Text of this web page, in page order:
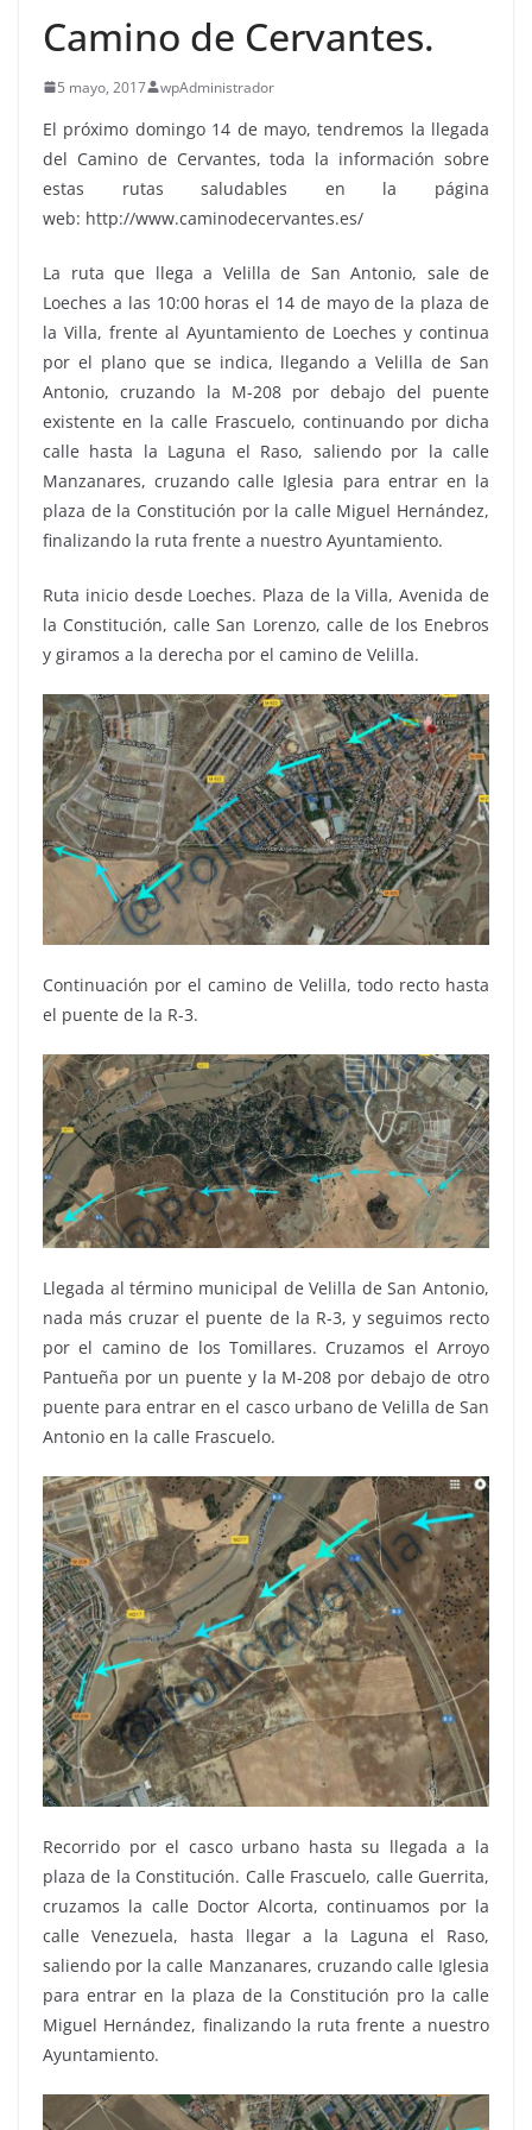
Camino de Cervantes.
5 mayo, 2017 wpAdministrador
El próximo domingo 14 de mayo, tendremos la llegada
del Camino de Cervantes, toda la información sobre
estas rutas saludables en la página
web: http://www.caminodecervantes.es/
La ruta que llega a Velilla de San Antonio, sale de
Loeches a las 10:00 horas el 14 de mayo de la plaza de
la Villa, frente al Ayuntamiento de Loeches y continua
por el plano que se indica, llegando a Velilla de San
Antonio, cruzando la M-208 por debajo del puente
existente en la calle Frascuelo, continuando por dicha
calle hasta la Laguna el Raso, saliendo por la calle
Manzanares, cruzando calle Iglesia para entrar en la
plaza de la Constitución por la calle Miguel Hernández,
finalizando la ruta frente a nuestro Ayuntamiento.
Ruta inicio desde Loeches. Plaza de la Villa, Avenida de
la Constitución, calle San Lorenzo, calle de los Enebros
y giramos a la derecha por el camino de Velilla.
Continuación por el camino de Velilla, todo recto hasta
el puente de la R-3.
Llegada al término municipal de Velilla de San Antonio,
nada más cruzar el puente de la R-3, y seguimos recto
por el camino de los Tomillares. Cruzamos el Arroyo
Pantueña por un puente y la M-208 por debajo de otro
puente para entrar en el casco urbano de Velilla de San
Antonio en la calle Frascuelo.
Recorrido por el casco urbano hasta su llegada a la
plaza de la Constitución. Calle Frascuelo, calle Guerrita,
cruzamos la calle Doctor Alcorta, continuamos por la
calle Venezuela, hasta llegar a la Laguna el Raso,
saliendo por la calle Manzanares, cruzando calle Iglesia
para entrar en la plaza de la Constitución pro la calle
Miguel Hernández, finalizando la ruta frente a nuestro
Ayuntamiento.